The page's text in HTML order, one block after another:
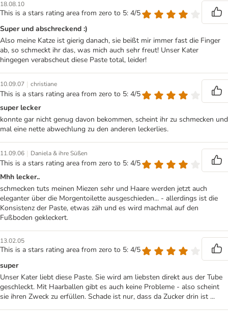
18.08.10
This is a stars rating area from zero to 5: 4/5
Super und abschreckend :)
Also meine Katze ist gierig danach, sie beißt mir immer fast die Finger
ab, so schmeckt ihr das, was mich auch sehr freut! Unser Kater
hingegen verabscheut diese Paste total, leider!
10.09.07 | christiane
This is a stars rating area from zero to 5: 4/5
super lecker
konnte gar nicht genug davon bekommen, scheint ihr zu schmecken und
mal eine nette abwechlung zu den anderen leckerlies.
11.09.06 | Daniela & ihre Süßen
This is a stars rating area from zero to 5: 4/5
Mhh lecker..
schmecken tuts meinen Miezen sehr und Haare werden jetzt auch
eleganter über die Morgentoilette ausgeschieden... - allerdings ist die
Konsistenz der Paste, etwas zäh und es wird machmal auf den
Fußboden gekleckert.
13.02.05
This is a stars rating area from zero to 5: 4/5
super
Unser Kater liebt diese Paste. Sie wird am liebsten direkt aus der Tube
geschleckt. Mit Haarballen gibt es auch keine Probleme - also scheint
sie ihren Zweck zu erfüllen. Schade ist nur, dass da Zucker drin ist ...